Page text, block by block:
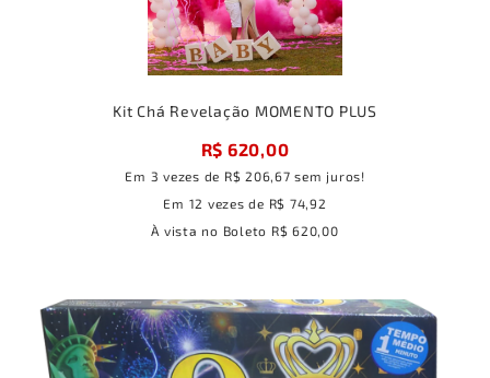
Kit Chá Revelação MOMENTO PLUS
R$ 620,00
Em 3 vezes de R$ 206,67 sem juros!
Em 12 vezesde R$ 74,92
À vista no Boleto R$ 620,00